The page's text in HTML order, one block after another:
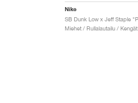
Nike
Miehet / Rullalautailu / Kengät